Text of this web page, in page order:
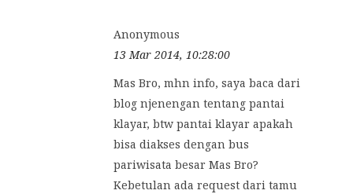
Anonymous
13 Mar 2014, 10:28:00
Mas Bro, mhn info, saya baca dari
blog njenengan tentang pantai
klayar, btw pantai klayar apakah
bisa diakses dengan bus
pariwisata besar Mas Bro?
Kebetulan ada request dari tamu